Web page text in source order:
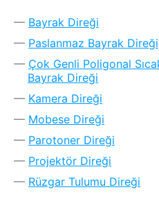
Bayrak Direği
Paslanmaz Bayrak Direği
Çok Genli Poligonal
Bayrak Direği
Kamera Direği
Mobese Direği
Parotoner Direği
Projektör Direği
Rüzgar Tulumu Direği